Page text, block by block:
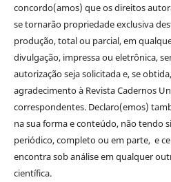
concordo(amos) que os direitos
se tornarão propriedade exclusiva
produção, total ou parcial, em
divulgação, impressa ou eletrônica,
autorização seja solicitada e, se
agradecimento à Revista Cadernos
correspondentes. Declaro(emos)
na sua forma e conteúdo, não tendo
periódico, completo ou em parte, e
encontra sob análise em qualquer
científica.